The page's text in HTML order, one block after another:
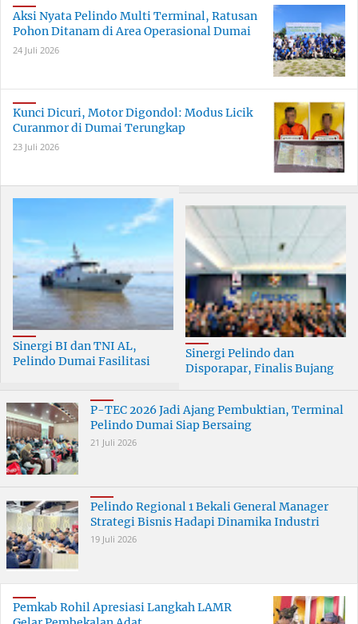
Aksi Nyata Pelindo Multi Terminal, Ratusan
Pohon Ditanam di Area Operasional Dumai
24 Juli 2026
Kunci Dicuri, Motor Digondol: Modus Licik
Curanmor di Dumai Terungkap
23 Juli 2026
Sinergi BI dan TNI AL,
Pelindo Dumai Fasilitasi
Sinergi Pelindo dan
Disporapar, Finalis Bujang
P-TEC 2026 Jadi Ajang Pembuktian, Terminal
Pelindo Dumai Siap Bersaing
21 Juli 2026
Pelindo Regional 1 Bekali General Manager
Strategi Bisnis Hadapi Dinamika Industri
19 Juli 2026
Pemkab Rohil Apresiasi Langkah LAMR